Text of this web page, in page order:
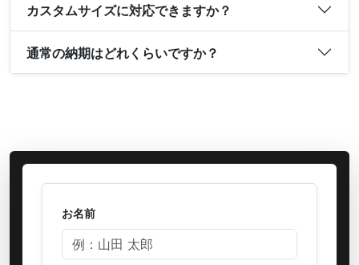
カスタムサイズに対応できますか？
通常の納期はどれくらいですか？
お名前